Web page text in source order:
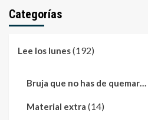
Categorías
Lee los lunes(192)
Bruja que no has de quemar…
Material extra (14)